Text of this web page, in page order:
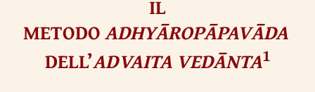
IL
METODOADHYĀROPĀPAVĀDA
DELL’ADVAITA VEDĀNTA1